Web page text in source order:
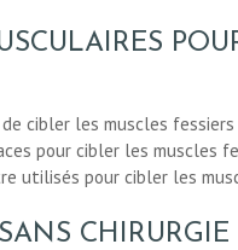
cibler les muscles
pour cibler les muscles
utilisés pour cibler les
CHIRURGIE